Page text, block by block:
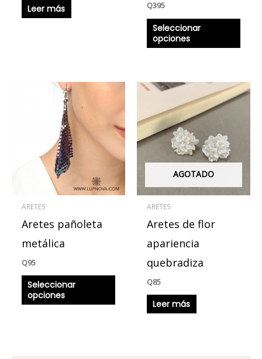
Leer más Q395
Seleccionar
opciones
ARETES
Aretes pañoleta
metálica
Q95
Seleccionar
opciones
múltiples
variantes.
Las
se
AGOTADO
ARETES
Aretes de flor
apariencia
quebradiza
Q85
Leer más